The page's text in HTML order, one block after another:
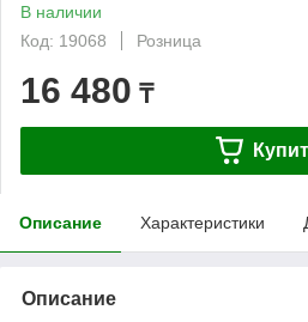
В наличии
Код: 19068
Розница
16 480 ₸
Описание Характеристики
Описание